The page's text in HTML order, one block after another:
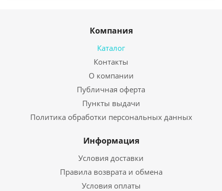
Компания
Каталог
Контакты
О компании
Публичная оферта
Пункты выдачи
Политика обработки персональных данных
Информация
Условия доставки
Правила возврата и обмена
Условия оплаты